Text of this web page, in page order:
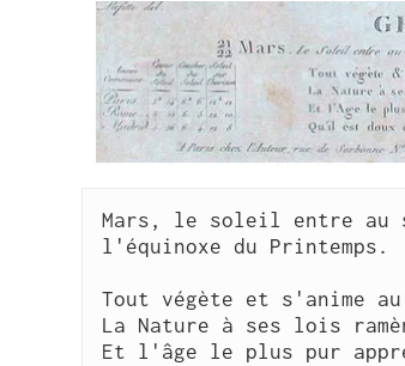
Mars, le soleil entre au
l'équinoxe du Printemps.
Tout végète et s'anime
La Nature à ses lois
Et l'âge le plus pur